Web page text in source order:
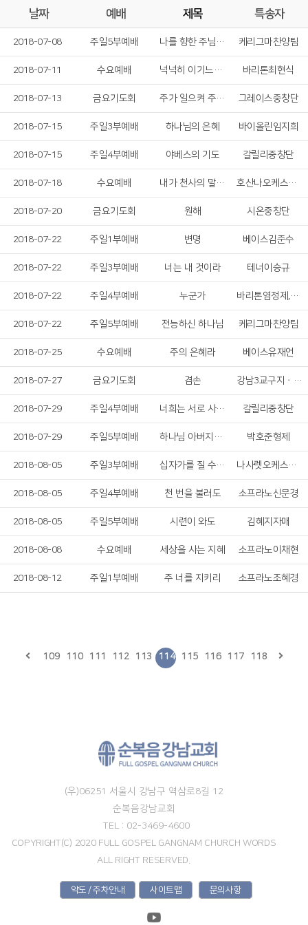
날짜 예배 제목 특송자
2018-07-08 주일5부예배 나를 향한 주님의 사랑 케리그마찬양팀
2018-07-11 수요예배 넉넉히 이기느니라 바리톤최현식
2018-07-13 금요기도회 주가 일으켜 주신다 그레이스중창단
2018-07-15 주일3부예배 하나님의 은혜 바이올린임지희
2018-07-15 주일4부예배 야베스의 기도 갈릴리중창단
2018-07-18 수요예배 내가 천사의 말 한다 해도 호산나오케스트라
2018-07-20 금요기도회 원해 시온중창단
2018-07-22 주일1부예배 변명 베이스김준수
2018-07-22 주일3부예배 너는 내 것이라 테너이승규
2018-07-22 주일4부예배 누군가 바리톤염정제,소프라노김연진
2018-07-22 주일5부예배 전능하신 하나님 케리그마찬양팀
2018-07-25 수요예배 주의 은혜라 베이스유재언
2018-07-27 금요기도회 겸손 강남3교구지ㆍ구역장
2018-07-29 주일4부예배 너희는 서로 사랑하라 갈릴리중창단
2018-07-29 주일5부예배 하나님 아버지의 마음 박호준형제
2018-08-05 주일3부예배 십자가를 질 수 있나 나사렛오케스트라
2018-08-05 주일4부예배 천 번을 불러도 소프라노신문경
2018-08-05 주일5부예배 시련이 와도 김혜지자매
2018-08-08 수요예배 세상을 사는 지혜 소프라노이채현
2018-08-12 주일1부예배 주 너를 지키리 소프라노조혜경
109 110 111 112 113 114 115 116 117 118
(우)06251 서울시 강남구 역삼로8길 12
순복음강남교회
TEL : 02-3469-4600
COPYRIGHT(C) 2020 FULL GOSPEL GANGNAM CHURCH WORDS
ALL RIGHT RESERVED.
약도 / 주차안내 사이트맵 문의사항